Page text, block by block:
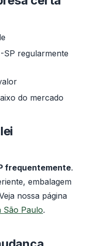
SP regularmente
do mercado
frequentemente.
embalagem
nossa página
São Paulo.